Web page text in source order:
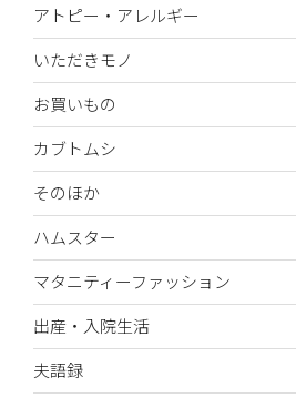
アトピー・アレルギー
いただきモノ
お買いもの
カブトムシ
そのほか
ハムスター
マタニティーファッション
出産・入院生活
夫語録